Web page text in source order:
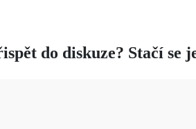
do diskuze? Stačí se